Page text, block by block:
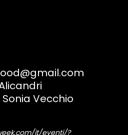
Sonia Vecchio
it/eventi/?